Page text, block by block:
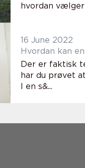
hvordan vælger
16 June 2022
Hvordan kan
Der er faktisk
har du prøvet
I en s&...